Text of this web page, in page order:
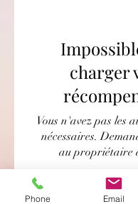
charger
Vous n'avez pas les
nécessaires.
au propriétaire
Phone Email